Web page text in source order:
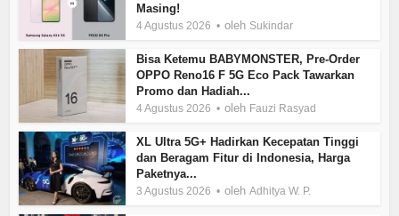
Masing!
4 Agustus 2026 oleh Sukindar
Bisa Ketemu BABYMONSTER, Pre-Order
OPPO Reno16 F 5G Eco Pack Tawarkan
Promo dan Hadiah...
4 Agustus 2026 oleh Fauzi Rasyad
XL Ultra 5G+ Hadirkan Kecepatan Tinggi
dan Beragam Fitur di Indonesia, Harga
Paketnya...
3 Agustus 2026 olehAdhitya W. P.